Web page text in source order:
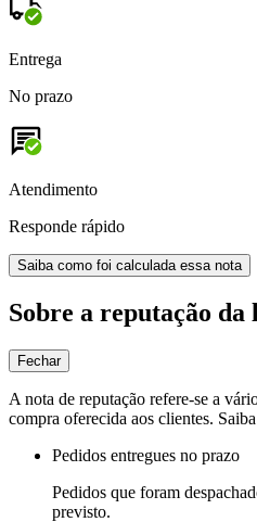
Entrega
No prazo
Atendimento
Responde rápido
Saiba como foi calculada essa nota
Sobre a reputação da
Fechar
A nota de reputação refere-se a
compra oferecida aos clientes.
Pedidos entregues no prazo
Pedidos que foram
previsto.